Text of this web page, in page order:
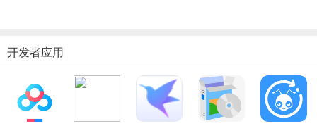
开发者应用